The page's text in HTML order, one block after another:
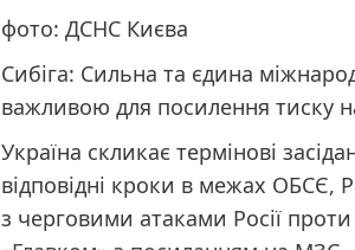
фото: ДСНС Києва
Сибіга: Сильна та єдина
важливою для посилення тиску
Україна скликає термінові
відповідні кроки в межах ОБСЄ,
з черговими атаками Росії